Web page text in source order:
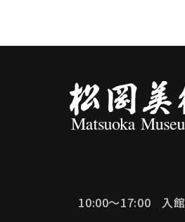
10:00～17:00 入